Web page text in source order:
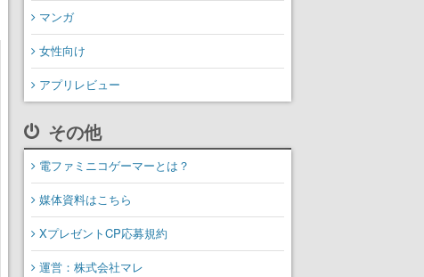
マンガ
女性向け
アプリレビュー
その他
電ファミニコゲーマーとは？
媒体資料はこちら
XプレゼントCP応募規約
運営：株式会社マレ